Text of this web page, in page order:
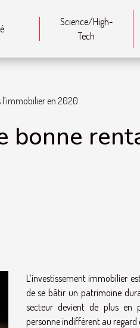
Science/High-
Tech
en 2020
bonne
L’investissement immobilier
de se bâtir un patrimoine
secteur devient de plus en
personne indifférent au regard